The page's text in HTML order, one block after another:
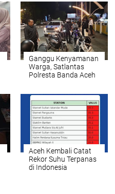
Ganggu Kenyamanan
Warga, Satlantas
Polresta Banda Aceh
Brong
Aceh Kembali Catat
Rekor Suhu Terpanas
di Indonesia